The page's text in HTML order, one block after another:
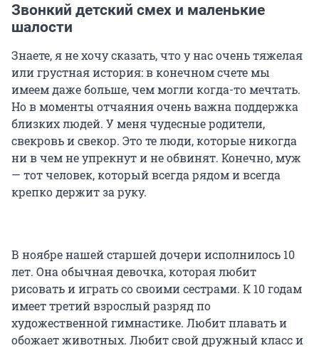
Звонкий детский смех и маленькие
шалости
Знаете, я не хочу сказать, что у нас очень тяжелая
или грустная история: в конечном счете мы
имеем даже больше, чем могли когда-то мечтать.
Но в моменты отчаяния очень важна поддержка
близких людей. У меня чудесные родители,
свекровь и свекор. Это те люди, которые никогда
ни в чем не упрекнут и не обвинят. Конечно, муж
— тот человек, который всегда рядом и всегда
крепко держит за руку.
В ноябре нашей старшей дочери исполнилось 10
лет. Она обычная девочка, которая любит
рисовать и играть со своими сестрами. К 10 годам
имеет третий взрослый разряд по
художественной гимнастике. Любит плавать и
обожает животных. Любит свой дружный класс и